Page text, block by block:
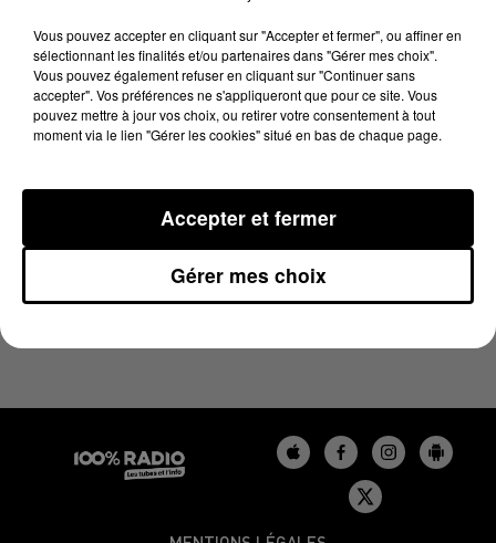
7 mars 2024 - 2 min 22 sec
LES INFOS DU GERS DU 07/03/2024 À 13H58
Vous pouvez accepter en cliquant sur "Accepter et fermer", ou affiner en
sélectionnant les finalités et/ou partenaires dans "Gérer mes choix".
Vous pouvez également refuser en cliquant sur "Continuer sans
accepter". Vos préférences ne s'appliqueront que pour ce site. Vous
pouvez mettre à jour vos choix, ou retirer votre consentement à tout
moment via le lien "Gérer les cookies" situé en bas de chaque page.
Gérer mes choix
Accepter et fermer